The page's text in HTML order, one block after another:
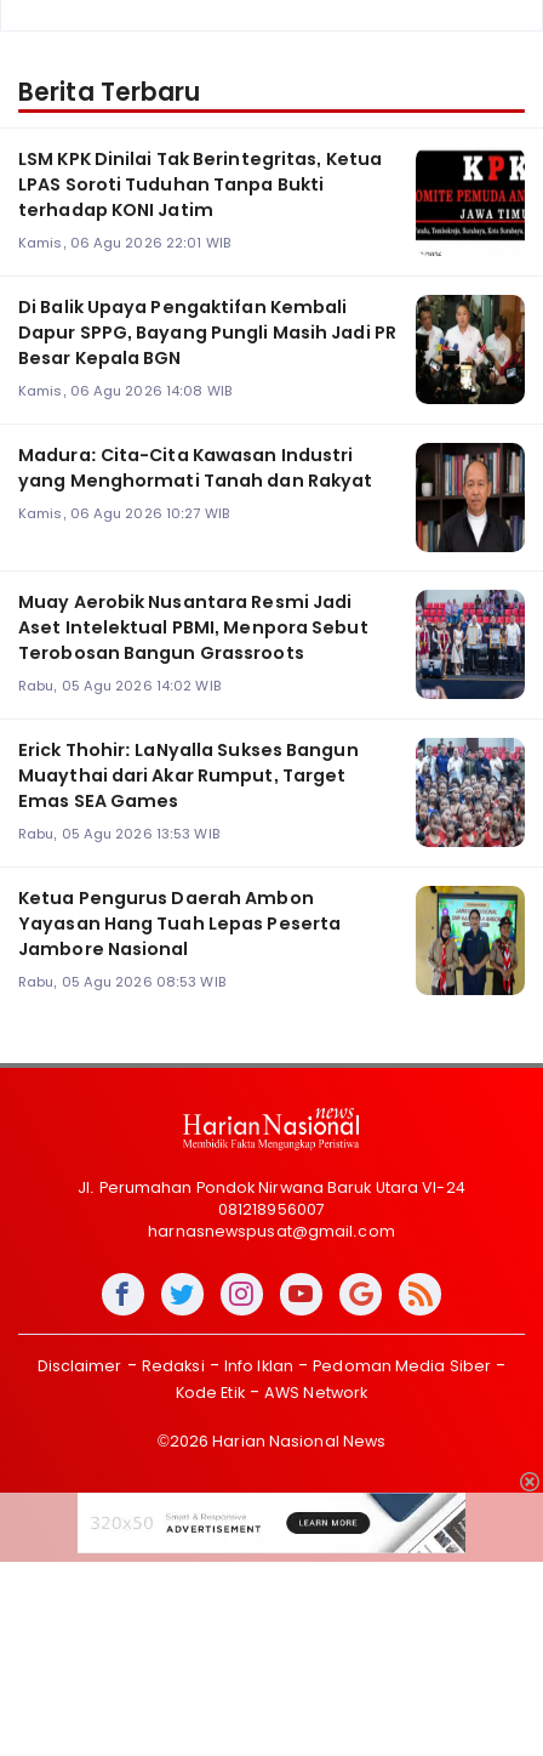
Berita Terbaru
LSM KPK Dinilai Tak Berintegritas, Ketua
LPAS Soroti Tuduhan Tanpa Bukti
terhadap KONI Jatim
Kamis, 06 Agu 2026 22:01 WIB
Di Balik Upaya Pengaktifan Kembali
Dapur SPPG, Bayang Pungli Masih Jadi PR
Besar Kepala BGN
Kamis, 06 Agu 2026 14:08 WIB
Madura: Cita-Cita Kawasan Industri
yang Menghormati Tanah dan Rakyat
Kamis, 06 Agu 2026 10:27 WIB
Muay Aerobik Nusantara Resmi Jadi
Aset Intelektual PBMI, Menpora Sebut
Terobosan Bangun Grassroots
Rabu, 05 Agu 2026 14:02 WIB
Erick Thohir: LaNyalla Sukses Bangun
Muaythai dari Akar Rumput, Target
Emas SEA Games
Rabu, 05 Agu 2026 13:53 WIB
Ketua Pengurus Daerah Ambon
Yayasan Hang Tuah Lepas Peserta
Jambore Nasional
Rabu, 05 Agu 2026 08:53 WIB
Jl. Perumahan Pondok Nirwana Baruk Utara VI-24
081218956007
harnasnewspusat@gmail.com
Disclaimer Redaksi Info Iklan
Pedoman Media Siber
Kode Etik
AWS Network
©2026 Harian Nasional News